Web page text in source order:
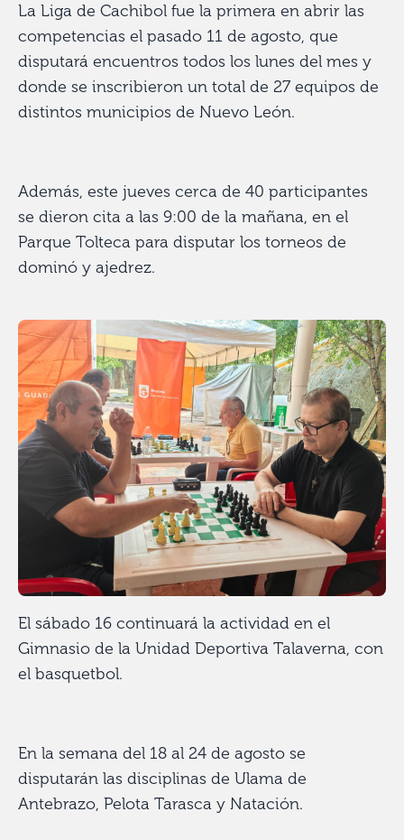
La Liga de Cachibol fue la primera en abrir las
competencias el pasado 11 de agosto, que
disputará encuentros todos los lunes del mes y
donde se inscribieron un total de 27 equipos de
distintos municipios de Nuevo León.
Además, este jueves cerca de 40 participantes
se dieron cita a las 9:00 de la mañana, en el
Parque Tolteca para disputar los torneos de
dominó y ajedrez.
El sábado 16 continuará la actividad en el
Gimnasio de la Unidad Deportiva Talaverna, con
el basquetbol.
En la semana del 18 al 24 de agosto se
disputarán las disciplinas de Ulama de
Antebrazo, Pelota Tarasca y Natación.